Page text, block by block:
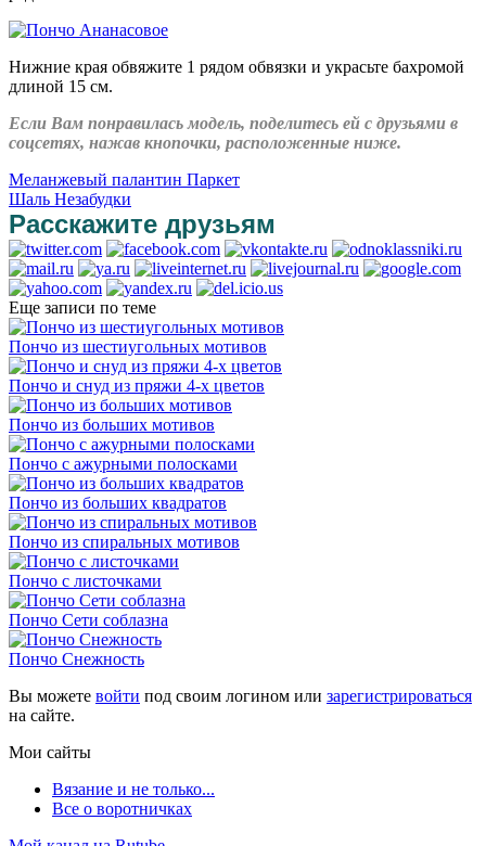
Нижние края обвяжите 1 рядом обвязки и украсьте бахромой
длиной 15 см.
Если Вам понравилась модель, поделитесь ей с друзьями в
соцсетях, нажав кнопочки, расположенные ниже.
Меланжевый палантин Паркет
Шаль Незабудки
Расскажите друзьям
Еще записи по теме
Пончо из шестиугольных мотивов
Пончо и снуд из пряжи 4-х цветов
Пончо из больших мотивов
Пончо с ажурными полосками
Пончо из больших квадратов
Пончо из спиральных мотивов
Пончо с листочками
Пончо Сети соблазна
Пончо Снежность
Вы можете войти под своим логином или зарегистрироваться
на сайте.
Мои сайты
Вязание и не только...
Все о воротничках